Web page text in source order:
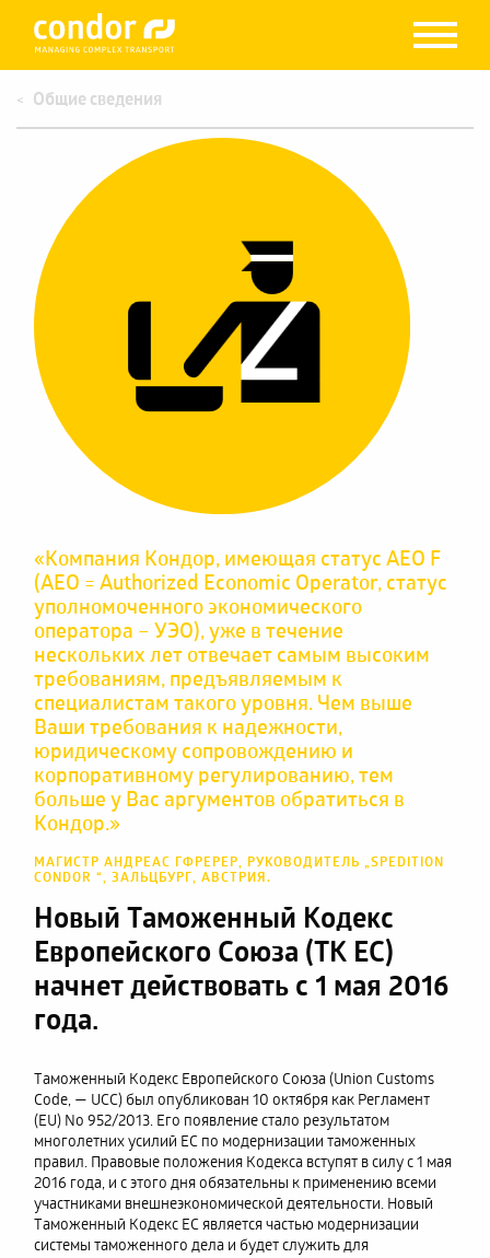
Общие сведения
«Компания Кондор, имеющая статус AEO F
(АЕО = Authorized Economic Operator, статус
уполномоченного экономического
оператора – УЭО), уже в течение
нескольких лет отвечает самым высоким
требованиям, предъявляемым к
специалистам такого уровня. Чем выше
Ваши требования к надежности,
юридическому сопровождению и
корпоративному регулированию, тем
больше у Вас аргументов обратиться в
Кондор.»
МАГИСТР АНДРЕАС ГФРЕРЕР, РУКОВОДИТЕЛЬ „SPEDITION
CONDOR “, ЗАЛЬЦБУРГ, АВСТРИЯ.
Новый Таможенный Кодекс
Европейского Союза (ТК ЕС)
начнет действовать с 1 мая 2016
года.
Таможенный Кодекс Европейского Союза (Union Customs
Code, — UCC) был опубликован 10 октября как Регламент
(EU) No 952/2013. Его появление стало результатом
многолетних усилий ЕС по модернизации таможенных
правил. Правовые положения Кодекса вступят в силу с 1 мая
2016 года, и с этого дня обязательны к применению всеми
участниками внешнеэкономической деятельности. Новый
Таможенный Кодекс ЕС является частью модернизации
системы таможенного дела и будет служить для